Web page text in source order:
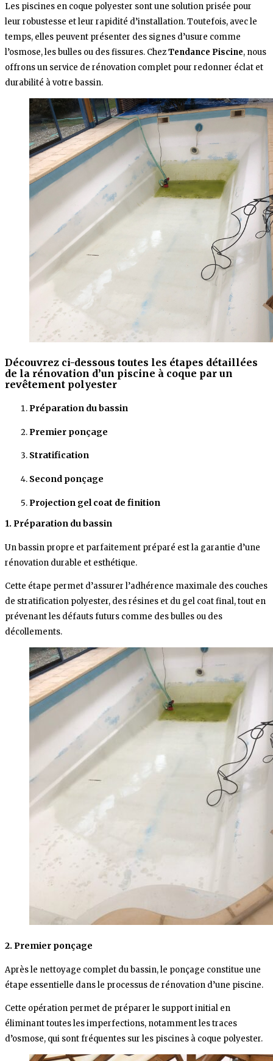
Les piscines en coque polyester sont une solution prisée pour
leur robustesse et leur rapidité d’installation. Toutefois, avec le
temps, elles peuvent présenter des signes d’usure comme
l’osmose, les bulles ou des fissures. ChezTendance Piscine, nous
offrons un service de rénovation complet pour redonner éclat et
durabilité à votre bassin.
Découvrez ci-dessous toutes les étapes détaillées
de la rénovation d’un piscine à coque par un
revêtement polyester
Préparation du bassin
Premier ponçage
Stratification
Second ponçage
Projection gel coat de finition
1. Préparation du bassin
Un bassin propre et parfaitement préparé est la garantie d’une
rénovation durable et esthétique.
Cette étape permet d’assurer l’adhérence maximale des couches
de stratification polyester, des résines et du gel coat final, tout en
prévenant les défauts futurs comme des bulles ou des
décollements.
2. Premier ponçage
Après le nettoyage complet du bassin, le ponçage constitue une
étape essentielle dans le processus de rénovation d’une piscine.
Cette opération permet de préparer le support initial en
éliminant toutes les imperfections, notamment les traces
d’osmose, qui sont fréquentes sur les piscines à coque polyester.